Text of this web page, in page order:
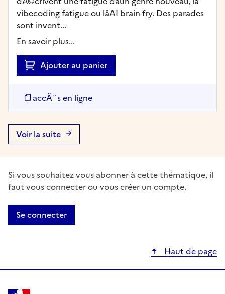
vibecoding fatigue ou lâAI brain fry. Des parades
sont invent...
En savoir plus...
Ajouter au panier
accÃ¨s en ligne
Voir la suite
Si vous souhaitez vous abonner à cette thématique, il
faut vous connecter ou vous créer un compte.
Se connecter
Haut de page